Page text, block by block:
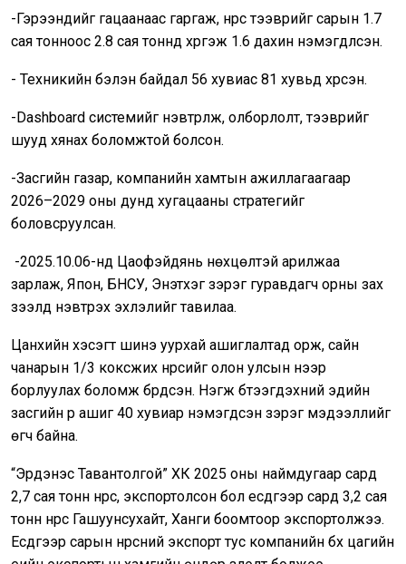
-Гэрээнүүдийг гацаанаас гаргаж, нүүрс тээврийг сарын 1.7
сая тонноос 2.8 сая тоннд хүргэж 1.6 дахин нэмэгдүүлсэн.
- Техникийн бэлэн байдал 56 хувиас 81 хувьд хүрсэн.
-Dashboard системийг нэвтрүүлж, олборлолт, тээврийг
шууд хянах боломжтой болсон.
-Засгийн газар, компанийн хамтын ажиллагаагаар
2026–2029 оны дунд хугацааны стратегийг
боловсруулсан.
-2025.10.06-нд Цаофэйдянь нөхцөлтэй арилжаа
зарлаж, Япон, БНСУ, Энэтхэг зэрэг гуравдагч орны зах
зээлд нэвтрэх эхлэлийг тавилаа.
Цанхийн хэсэгт шинэ уурхай ашиглалтад орж, сайн
чанарын 1/3 коксжих нүүрсийг олон улсын үнээр
борлуулах боломж бүрдсэн. Нэгж бүтээгдэхүүний эдийн
засгийн үр ашиг 40 хувиар нэмэгдсэн зэрэг мэдээллийг
өгч байна.
“Эрдэнэс Тавантолгой” ХК 2025 оны наймдугаар сард
2,7 сая тонн нүүрс, экспортолсон бол есдүгээр сард 3,2 сая
тонн нүүрс Гашуунсухайт, Ханги боомтоор экспортолжээ.
Есдүгээр сарын нүүрсний экспорт тус компанийн бүх цагийн